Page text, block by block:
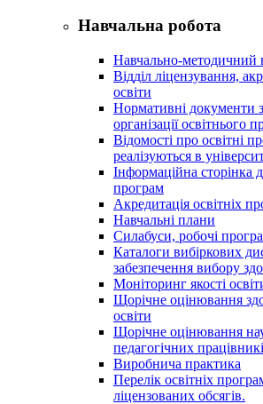
Навчальна робота
Навчально-методичний
Відділ ліцензування,
освіти
Нормативні документи
організації освітнього
Відомості про освітні
реалізуються в
Інформаційна сторінка
програм
Акредитація освітніх
Навчальні плани
Силабуси, робочі
Каталоги вибіркових
забезпечення вибору
Моніторинг якості
Щорічне оцінювання
освіти
Щорічне оцінювання
педагогічних
Виробнича практика
Перелік освітніх
ліцензoваних oбсягів.